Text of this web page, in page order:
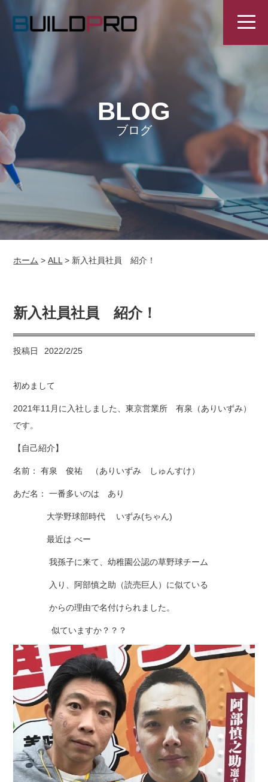
BLOG
ブログ
ホーム >ALL > 新入社員社員 紹介！
新入社員社員 紹介！
投稿日 2022/2/25
初めまして
2021年11月に入社しました、東京営業所 有泉（ありいずみ）
です。
【自己紹介】
名前： 有泉 俊祐 （ありいずみ しゅんすけ）
あだ名： 一番多いのは あり
大学野球部時代 いずみ(ちゃん)
最近は べー
我孫子に来て、幼稚園公認の草野球チーム
入り、阿部慎之助（読売巨人）に似ている
からの理由で名付けられました。
似ていますか？？？